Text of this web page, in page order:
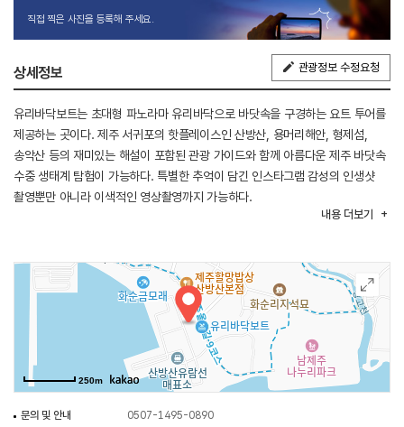
직접 찍은 사진을 등록해 주세요.
상세정보 관광정보 수정요청
유리바닥보트는 초대형 파노라마 유리바닥으로 바닷속을 구경하는 요트 투어를
제공하는 곳이다. 제주 서귀포의 핫플레이스인 산방산, 용머리해안, 형제섬,
송악산 등의 재미있는 해설이 포함된 관광 가이드와 함께 아름다운 제주 바닷속
수중 생태계 탐험이 가능하다. 특별한 추억이 담긴 인스타그램 감성의 인생샷
촬영뿐만 아니라 이색적인 영상촬영까지 가능하다.
내용 더보기
250m
문의 및 안내
0507-1495-0890